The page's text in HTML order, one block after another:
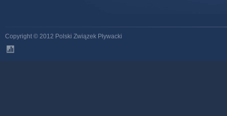
Copyright © 2012 Polski Związek Pływacki